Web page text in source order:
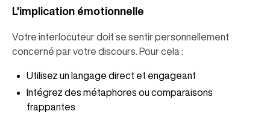
L'implication émotionnelle
Votre interlocuteur doit se sentir personnellement
concerné par votre discours. Pour cela :
Utilisez un langage direct et engageant
Intégrez des métaphores ou comparaisons
frappantes